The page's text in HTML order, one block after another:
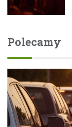
Polecamy